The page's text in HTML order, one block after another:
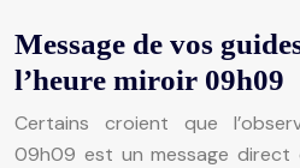
Message de vos
l’heure miroir 09h09
Certains croient que
09h09 est un message direct